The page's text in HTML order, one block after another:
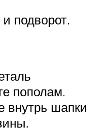
подворот.
пополам.
внутрь шапки